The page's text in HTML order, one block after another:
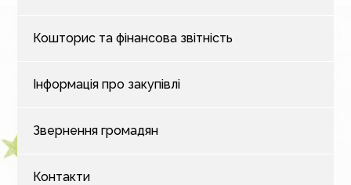
Кошторис та фінансова звітність
Інформація про закупівлі
Звернення громадян
Контакти